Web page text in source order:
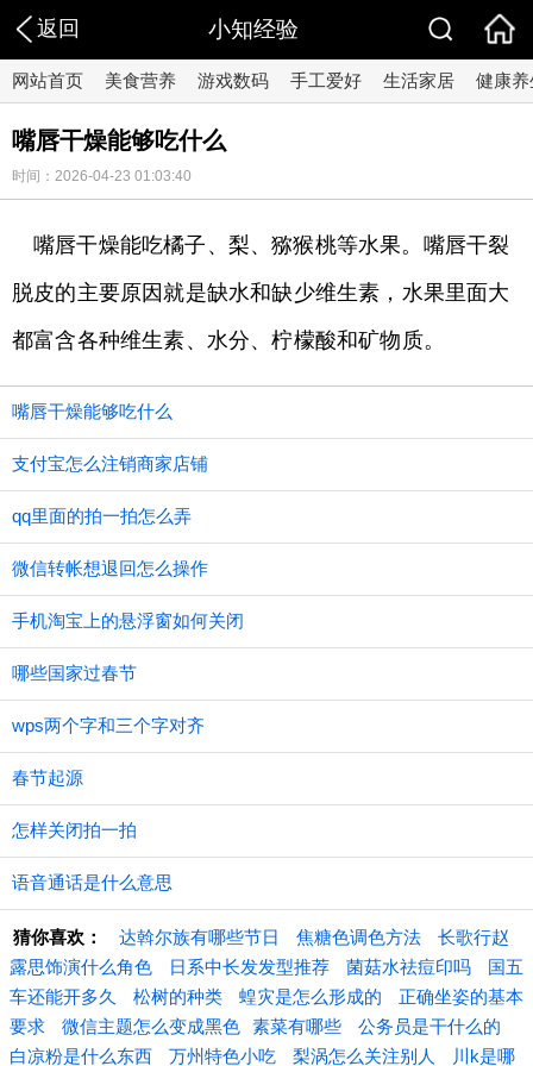
返回 小知经验
网站首页 美食营养 游戏数码 手工爱好 生活家居 健康养
嘴唇干燥能够吃什么
时间：2026-04-23 01:03:40
嘴唇干燥能吃橘子、梨、猕猴桃等水果。嘴唇干裂
脱皮的主要原因就是缺水和缺少维生素，水果里面大
都富含各种维生素、水分、柠檬酸和矿物质。
嘴唇干燥能够吃什么
支付宝怎么注销商家店铺
qq里面的拍一拍怎么弄
微信转帐想退回怎么操作
手机淘宝上的悬浮窗如何关闭
哪些国家过春节
wps两个字和三个字对齐
春节起源
怎样关闭拍一拍
语音通话是什么意思
猜你喜欢： 达斡尔族有哪些节日 焦糖色调色方法
长歌行赵
露思饰演什么角色
日系中长发发型推荐 菌菇水祛痘印吗
国五
车还能开多久
松树的种类 蝗灾是怎么形成的
正确坐姿的基本
要求
微信主题怎么变成黑色 ​素菜有哪些
公务员是干什么的
白凉粉是什么东西
万州特色小吃 梨涡怎么关注别人 川k是哪